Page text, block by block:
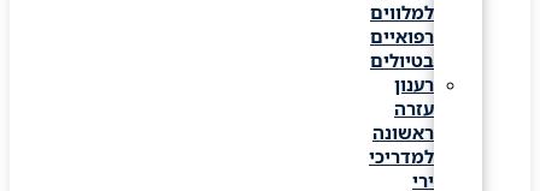
למלווים
רפואיים
בטיולים
רענון
עזרה
ראשונה
למדריכי